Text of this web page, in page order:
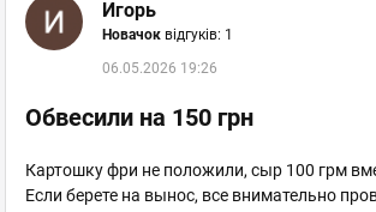
пр. Перемоги, 24
+38050 383 7740
Політехнічний інститут
відгуків: 0
Київ, Куренівка - Виноградар
Игорь
Новачок відгуків: 1
06.05.2026 19:26
Обвесили на 150 грн
Картошку фри не положили, сыр 100 грм
Если берете на вынос, все внимательно